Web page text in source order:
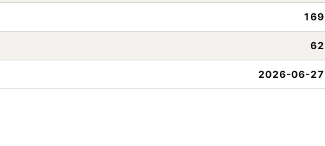
169
62
2026-06-27